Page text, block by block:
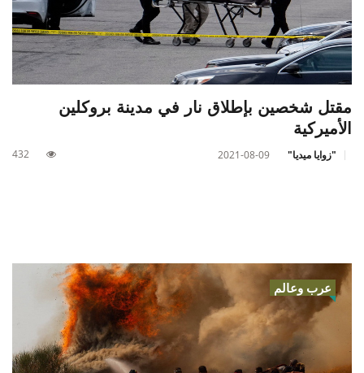
مقتل شخصين بإطلاق نار في مدينة بروكلين
الأميركية
"زوايا ميديا" 2021-08-09
432
عرب وعالم